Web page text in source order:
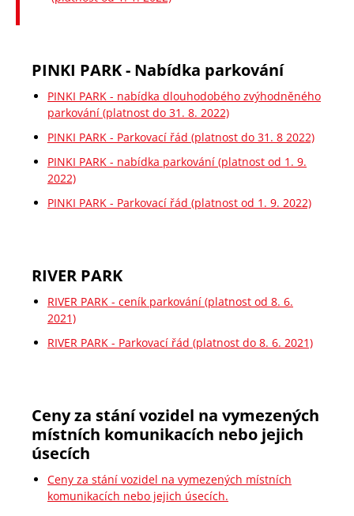
PINKI PARK - Nabídka parkování
PINKI PARK - nabídka dlouhodobého zvýhodněného
parkování (platnost do 31. 8. 2022)
PINKI PARK - Parkovací řád (platnost do 31. 8 2022)
PINKI PARK - nabídka parkování (platnost od 1. 9.
2022)
PINKI PARK - Parkovací řád (platnost od 1. 9. 2022)
RIVER PARK
RIVER PARK - ceník parkování (platnost od 8. 6.
2021)
RIVER PARK - Parkovací řád (platnost do 8. 6. 2021)
Ceny za stání vozidel na vymezených
místních komunikacích nebo jejich
úsecích
Ceny za stání vozidel na vymezených místních
komunikacích nebo jejich úsecích.